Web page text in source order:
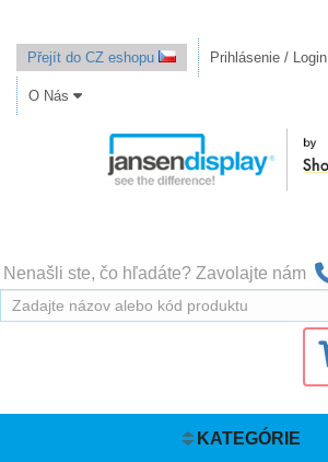
Přejít do CZ eshopu Prihlásenie / Login
O Nás
Nenašli ste, čo hľadáte? Zavolajte nám
KATEGÓRIE